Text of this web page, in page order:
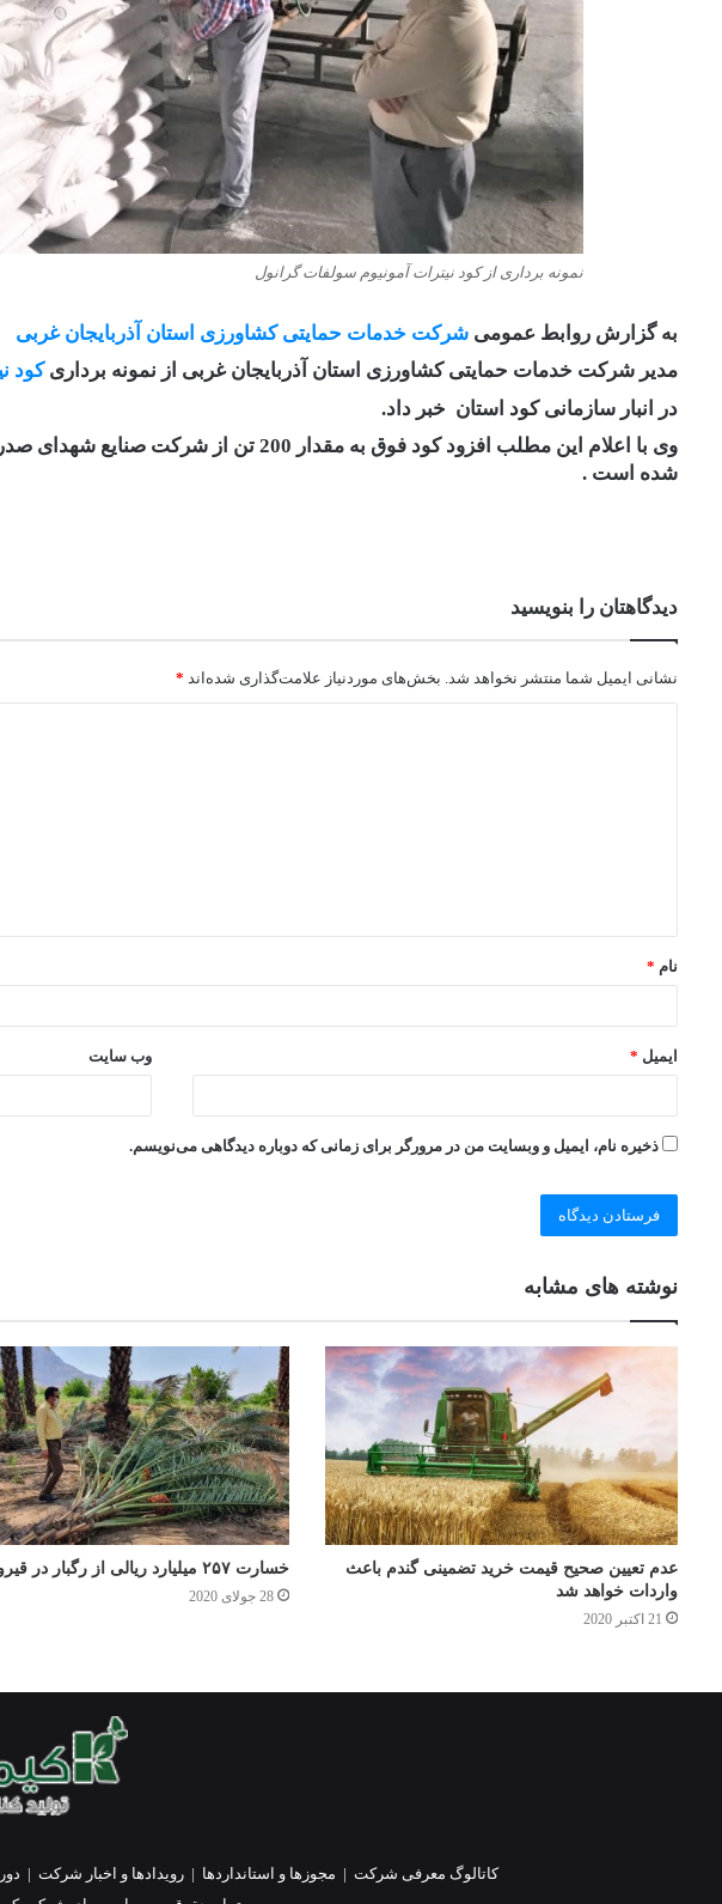
نمونه برداری از کود نیترات آمونیوم سولفات گرانول
به گزارش روابط عمومی شرکت خدمات حمایتی کشاورزی استان آذربایجان غربی
مدیر شرکت خدمات حمایتی کشاورزی استان آذربایجان غربی از نمونه برداریکود
در انبار سازمانی کود استان خبر داد.
وی با اعلام این مطلب افزود کود فوق به مقدار
شده است .
دیدگاهتان را بنویسید
نشانی ایمیل شما منتشر نخواهد شد. بخش‌های موردنیاز علامت‌گذاری شده‌اند *
نام *
ایمیل * وب‌ سایت
ذخیره نام، ایمیل و وبسایت من در مرورگر برای زمانی که دوباره دیدگاهی می‌نویسم.
نوشته های مشابه
عدم تعیین صحیح قیمت خرید تضمینی گندم باعث
واردات خواهد شد
21 اکتبر 2020
خسارت ۲۵۷ میلیارد ریالی از رگبار در قیروکارزین
28 جولای 2020
کاتالوگ معرفی شرکت | مجوزها و استانداردها |رویدادها و اخبار شرکت |